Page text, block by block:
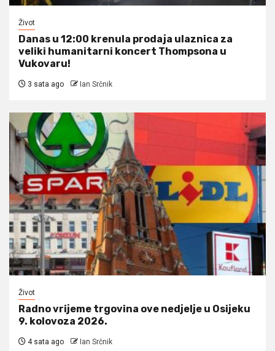
Život
Danas u 12:00 krenula prodaja ulaznica za
veliki humanitarni koncert Thompsona u
Vukovaru!
3 sata ago Ian Srčnik
Život
Radno vrijeme trgovina ove nedjelje u Osijeku
9. kolovoza 2026.
4 sata ago Ian Srčnik